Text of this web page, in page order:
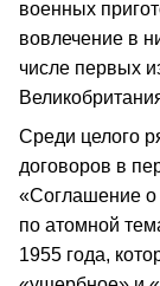
военных
вовлечение в
числе первых
Среди целого
договоров в
«Соглашение о
по атомной
1955 года,